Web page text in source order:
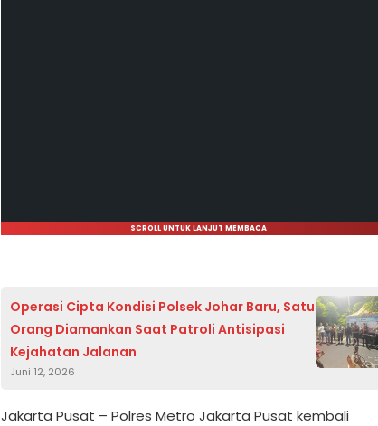
SCROLL UNTUK LANJUT MEMBACA
Operasi Cipta Kondisi Polsek Johar Baru, Satu
Orang Diamankan Saat Patroli Antisipasi
Kejahatan Jalanan
Juni 12, 2026
Jakarta Pusat – Polres Metro Jakarta Pusat kembali